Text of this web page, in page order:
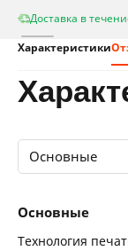
Доставка в
Характеристики
Основные
Основные
Технология